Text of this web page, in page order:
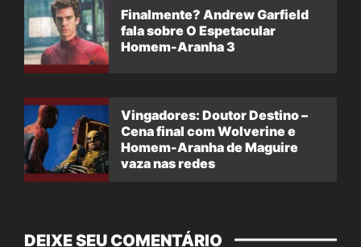
Finalmente? Andrew Garfield
fala sobre O Espetacular
Homem-Aranha 3
Vingadores: Doutor Destino –
Cena final com Wolverine e
Homem-Aranha de Maguire
vaza nas redes
DEIXE SEU COMENTÁRIO